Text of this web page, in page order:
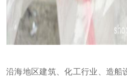
沿海地区建筑、化工行业、造船